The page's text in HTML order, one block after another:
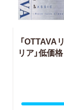
「OTTAVA
リア」低価